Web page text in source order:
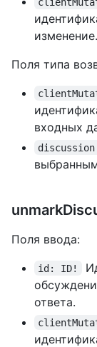
изменение.
Поля типа
входных
Поля ввода:
id: ID!
ответа.